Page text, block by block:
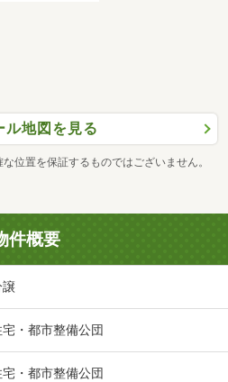
ル地図を見る
位置を保証するものではございません。
件概要
譲
宅・都市整備公団
宅・都市整備公団